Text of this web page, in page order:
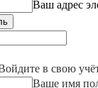
Ваш адрес
в свою
Ваше имя